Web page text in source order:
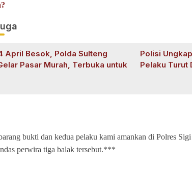
April Besok, Polda Sulteng
Pasar Murah, Terbuka untuk
Polisi
Pelaku Turut
bukti dan kedua pelaku kami amankan di Polres
perwira tiga balak tersebut.***